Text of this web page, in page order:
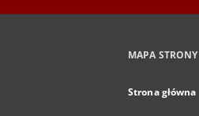
MAPA STRONY
Strona główna